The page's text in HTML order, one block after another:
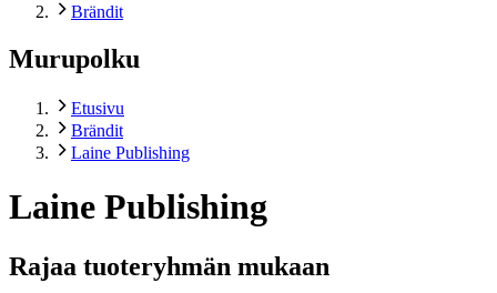
Brändit
Murupolku
Etusivu
Brändit
Laine Publishing
Laine Publishing
Rajaa tuoteryhmän mukaan